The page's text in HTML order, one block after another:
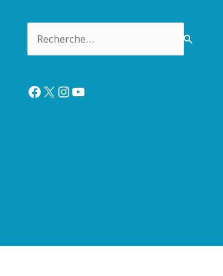
Facebook
X Instagram
YouTube